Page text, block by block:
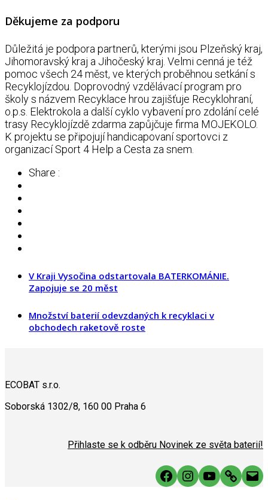
Děkujeme za podporu
Důležitá je podpora partnerů, kterými jsou Plzeňský kraj,
Jihomoravský kraj a Jihočeský kraj. Velmi cenná je též
pomoc všech 24 měst, ve kterých proběhnou setkání s
Recyklojízdou. Doprovodný vzdělávací program pro
školy s názvem Recyklace hrou zajišťuje Recyklohraní,
o.p.s. Elektrokola a další cyklo vybavení pro zdolání celé
trasy Recyklojízdě zdarma zapůjčuje firma MOJEKOLO.
K projektu se připojují handicapovaní sportovci z
organizací Sport 4 Help a Cesta za snem.
Share :
V Kraji Vysočina odstartovala BATERKOMÁNIE.
Zapojuje se 20 měst
Množství baterií odevzdaných k recyklaci v
obchodech raketově roste
ECOBAT s.r.o.
Soborská 1302/8, 160 00 Praha 6
Přihlaste se k odběru Novinek ze světa baterií!
Facebook
Instagram
YouTube
Link